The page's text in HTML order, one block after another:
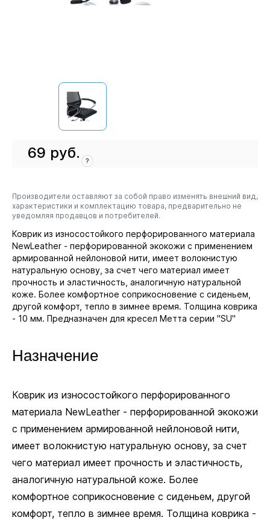
69 руб. ?
Производители оставляют за собой право изменять внешний вид,
характеристики и комплектацию товара, предварительно не
уведомляя продавцов и потребителей.
Коврик из износостойкого перфорированного материала
NewLeather - перфорированной экокожи с применением
армированной нейлоновой нити, имеет волокнистую
натуральную основу, за счет чего материал имеет
прочность и эластичность, аналогичную натуральной
коже. Более комфортное соприкосновение с сиденьем,
другой комфорт, тепло в зимнее время. Толщина коврика
- 10 мм. Предназначен для кресел Метта серии "SU"
Назначение
Коврик из износостойкого перфорированного
материала NewLeather - перфорированной экокожи
с применением армированной нейлоновой нити,
имеет волокнистую натуральную основу, за счет
чего материал имеет прочность и эластичность,
аналогичную натуральной коже. Более
комфортное соприкосновение с сиденьем, другой
комфорт, тепло в зимнее время. Толщина коврика -